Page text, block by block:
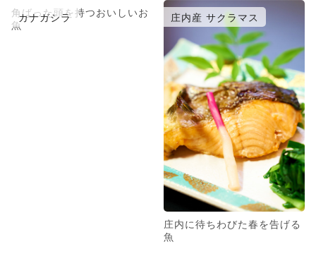
カナガシラ
角ばった頭を持つおいしいお
魚
庄内産 サクラマス
庄内に待ちわびた春を告げる
魚